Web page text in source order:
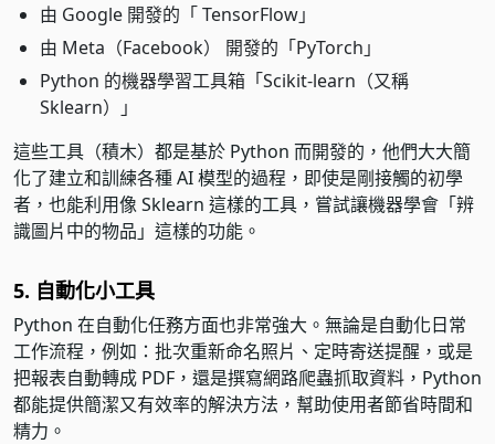
由 Google 開發的「 TensorFlow」
由 Meta（Facebook） 開發的「PyTorch」
Python 的機器學習工具箱「Scikit-learn（又稱
Sklearn）」
這些工具（積木）都是基於 Python 而開發的，他們大大簡
化了建立和訓練各種 AI 模型的過程，即使是剛接觸的初學
者，也能利用像 Sklearn 這樣的工具，嘗試讓機器學會「辨
識圖片中的物品」這樣的功能。
5. 自動化小工具
Python 在自動化任務方面也非常強大。無論是自動化日常
工作流程，例如：批次重新命名照片、定時寄送提醒，或是
把報表自動轉成 PDF，還是撰寫網路爬蟲抓取資料，Python
都能提供簡潔又有效率的解決方法，幫助使用者節省時間和
精力。